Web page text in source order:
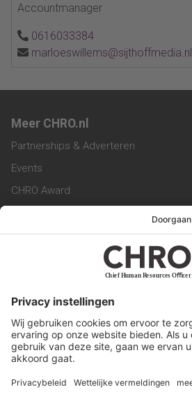
Accountmanager
0616033384
marloeswillems@sijthoffmedia.nl
Meer CHRO.nl
Partnerships & Adverteren
Events
CHRO Award
CHRO Magazine
Service & Contact
Werken bij ons
Privacy Statement
Algemene Voorwaarden